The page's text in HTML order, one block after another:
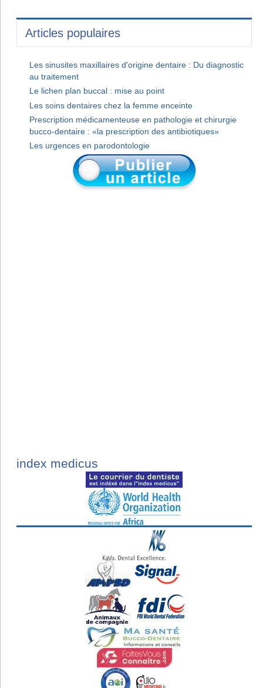
Articles populaires
Les sinusites maxillaires d'origine dentaire : Du diagnostic
au traitement
Le lichen plan buccal : mise au point
Les soins dentaires chez la femme enceinte
Prescription médicamenteuse en pathologie et chirurgie
bucco-dentaire : «la prescription des antibiotiques»
Les urgences en parodontologie
index medicus